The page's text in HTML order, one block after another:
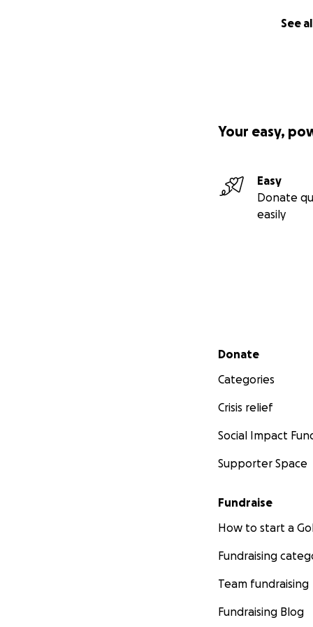
See
Your easy,
Easy
Donate
easily
Secondary menu
Donate
Categories
Crisis relief
Social Impact
Supporter Space
Fundraise
How to start a
Fundraising
Team fundraising
Fundraising Blog